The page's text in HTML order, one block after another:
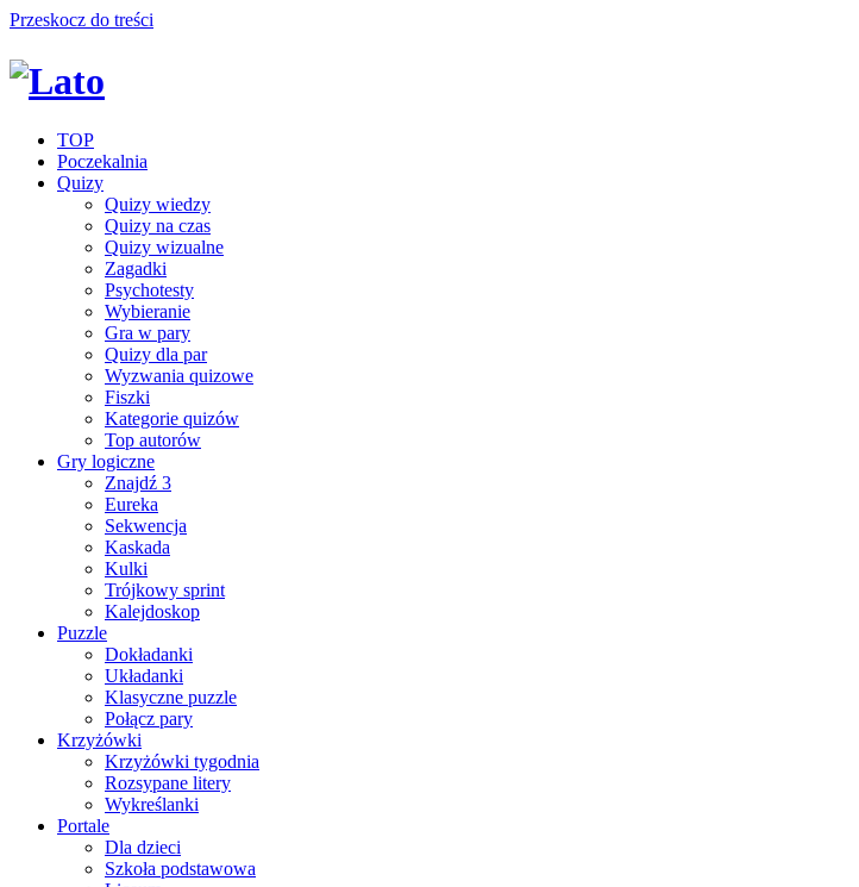
Przeskocz do treści
TOP
Poczekalnia
Quizy
Quizy wiedzy
Quizy na czas
Quizy wizualne
Zagadki
Psychotesty
Wybieranie
Gra w pary
Quizy dla par
Wyzwania quizowe
Fiszki
Kategorie quizów
Top autorów
Gry logiczne
Znajdź 3
Eureka
Sekwencja
Kaskada
Kulki
Trójkowy sprint
Kalejdoskop
Puzzle
Dokładanki
Układanki
Klasyczne puzzle
Połącz pary
Krzyżówki
Krzyżówki tygodnia
Rozsypane litery
Wykreślanki
Portale
Dla dzieci
Szkoła podstawowa